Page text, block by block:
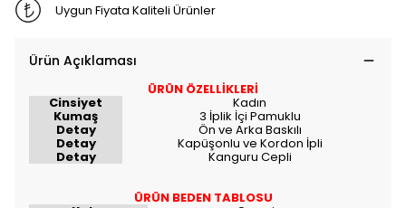
Uygun Fiyata Kaliteli Ürünler
Ürün Açıklaması
ÜRÜN ÖZELLİKLERİ
Cinsiyet Kadın
Kumaş 3 İplik İçi Pamuklu
Detay Ön ve Arka Baskılı
Detay Kapüşonlu ve Kordon İpli
Detay Kanguru Cepli
ÜRÜN BEDEN TABLOSU